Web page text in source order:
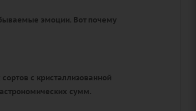
эмоции. Вот почему
с кристаллизованной
сумм.